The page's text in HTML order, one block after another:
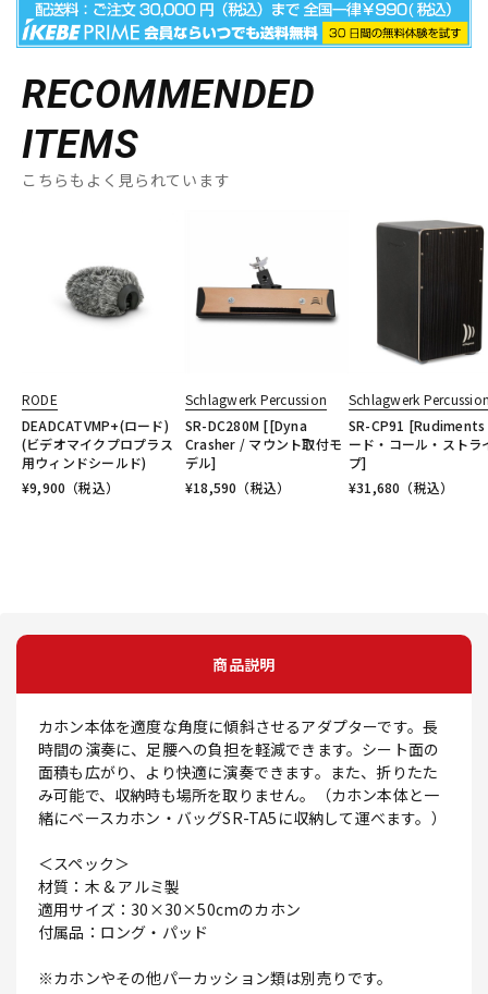
RECOMMENDED
ITEMS
こちらもよく見られています
RODE
DEADCATVMP+(ロード)
(ビデオマイクプロプラス
用ウィンドシールド)
¥9,900 （税込）
Schlagwerk Percussion
SR-DC280M [[Dyna
Crasher / マウント取付モ
デル]
¥18,590 （税込）
Schlagwerk
SR-CP91
ード・コール・ストラ
プ]
¥31,680 （税込）
商品説明
カホン本体を適度な角度に傾斜させるアダプターです。長
時間の演奏に、足腰への負担を軽減できます。シート面の
面積も広がり、より快適に演奏できます。また、折りたた
み可能で、収納時も場所を取りません。（カホン本体と一
緒にベースカホン・バッグSR-TA5に収納して運べます。）
＜スペック＞
材質：木 & アルミ製
適用サイズ：30×30×50cmのカホン
付属品：ロング・パッド
※カホンやその他パーカッション類は別売りです。